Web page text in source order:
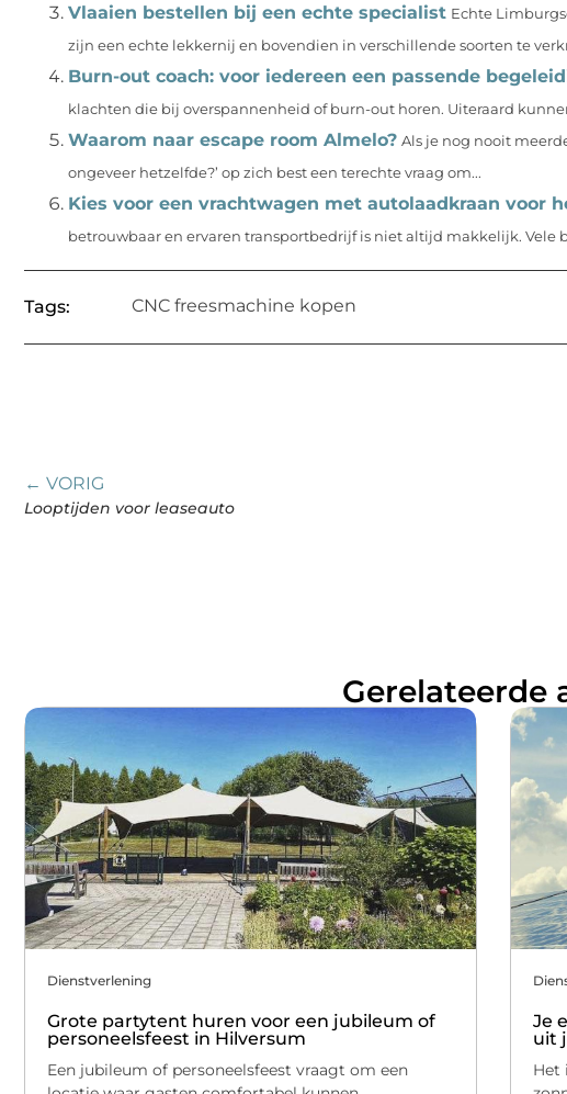
Vlaaien bestellen bij een echte specialist Echte
zijn een echte lekkernij en bovendien in verschillende soorten te
Burn-out coach: voor iedereen een passende
klachten die bij overspannenheid of burn-out horen. Uiteraard
Waarom naar escape room Almelo? Als je nog nooit
ongeveer hetzelfde?’ op zich best een terechte vraag om...
Kies voor een vrachtwagen met autolaadkraan voor
betrouwbaar en ervaren transportbedrijf is niet altijd makkelijk. Vele
Tags: CNC freesmachine kopen
← VORIG
Looptijden voor leaseauto
Gerelateerde
Dienstverlening
Grote partytent huren voor een jubileum of
personeelsfeest in Hilversum
Een jubileum of personeelsfeest vraagt om een
Je
uit
Het